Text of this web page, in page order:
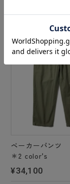
ベーカーパンツ
＊2 color's
¥34,100